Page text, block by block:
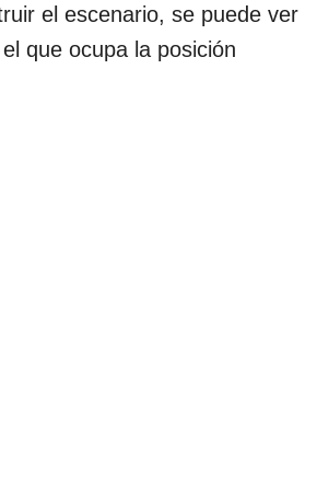
el escenario, se puede ver
que ocupa la posición